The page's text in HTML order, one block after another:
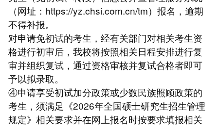
（网址：https://yz.chsi.com.cn/tm）报名，逾期
不得补报。
对申请免初试的考生，经有关部门对相关考生资
格进行初审后，我校将按照相关日程安排进行复
审并组织复试，通过资格审核并复试合格者即可
予以拟录取。
④申请享受初试加分政策或少数民族照顾政策的
考生，须满足《2026年全国硕士研究生招生管理
规定》相关要求并在网上报名时按要求填报相关